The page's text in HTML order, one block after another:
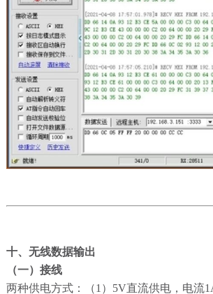
十、无线数据输出
（一）接线
两种供电方式：（1）5V直流供电，电流